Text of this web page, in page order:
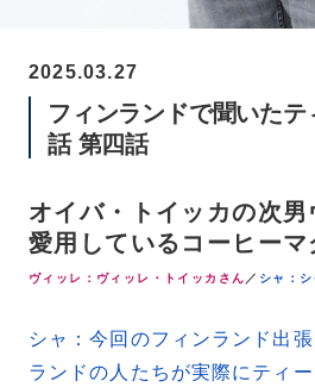
2025.03.27
フィンランドで聞いた
話 第四話
オイバ・トイッカの次男
愛用しているコーヒーマ
ヴィッレ：ヴィッレ・トイッカさん／ シャ：
シャ：今回のフィンランド出
ランドの人たちが実際にティ